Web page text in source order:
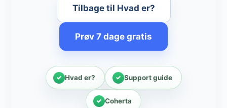
Tilbage til Hvad er?
Prøv 7 dage gratis
Hvad er? Support guide
Coherta